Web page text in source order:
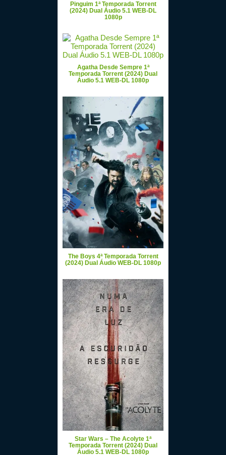
Pinguim 1ª Temporada Torrent
(2024) Dual Áudio 5.1 WEB-DL
1080p
Agatha Desde Sempre 1ª
Temporada Torrent (2024) Dual
Áudio 5.1 WEB-DL 1080p
The Boys 4ª Temporada Torrent
(2024) Dual Áudio WEB-DL 1080p
Star Wars – The Acolyte 1ª
Temporada Torrent (2024) Dual
Áudio 5.1 WEB-DL 1080p